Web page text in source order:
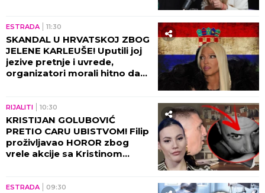
ESTRADA 11:30
SKANDAL U HRVATSKOJ ZBOG
JELENE KARLEUŠE! Uputili joj
jezive pretnje i uvrede,
organizatori morali hitno da
RIJALITI 10:30
KRISTIJAN GOLUBOVIĆ
PRETIO CARU UBISTVOM! Filip
proživljavao HOROR zbog
vrele akcije sa Kristinom
ESTRADA 09:30